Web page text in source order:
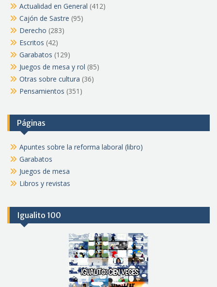
Actualidad en General (412)
Cajón de Sastre (95)
Derecho (283)
Escritos (42)
Garabatos (129)
Juegos de mesa y rol (85)
Otras sobre cultura (36)
Pensamientos (351)
Páginas
Apuntes sobre la reforma laboral (libro)
Garabatos
Juegos de mesa
Libros y revistas
Igualito 100